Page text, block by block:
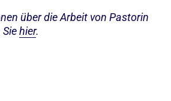
über die Arbeit von Pastorin
hier.